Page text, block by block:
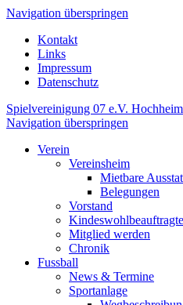
Navigation überspringen
Kontakt
Links
Impressum
Datenschutz
Spielvereinigung 07 e.V. Hochheim
Navigation überspringen
Verein
Vereinsheim
Mietbare
Belegungen
Vorstand
Kindeswohlbeauftragte
Mitglied werden
Chronik
Fussball
News & Termine
Sportanlage